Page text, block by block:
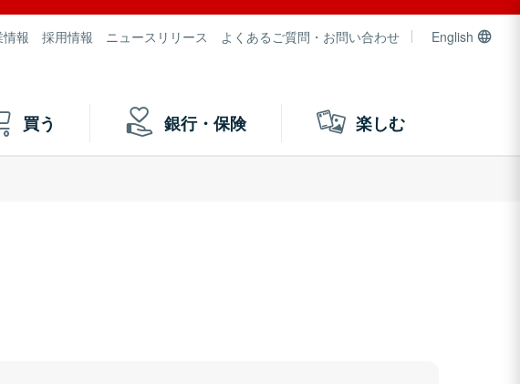
報 採用情報 ニュースリリース よくあるご質問・お問い合わせ English
買う 銀行・保険 楽しむ